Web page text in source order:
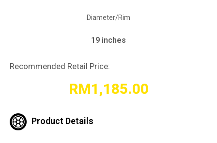
Diameter/Rim
19 inches
Recommended Retail Price:
RM1,185.00
Product Details